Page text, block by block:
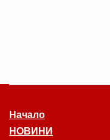
Начало
НОВИНИ